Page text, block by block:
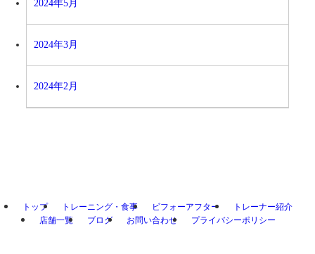
2024年5月
2024年3月
2024年2月
トップ トレーニング・食事 ビフォーアフター
トレーナー紹介
店舗一覧
ブログ お問い合わせ プライバシーポリシー